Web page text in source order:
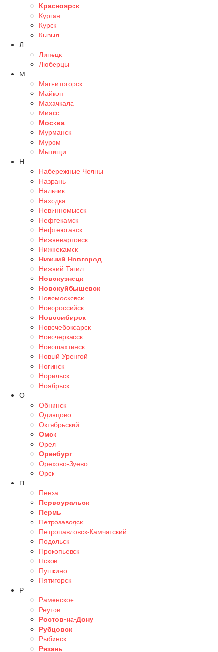
Красноярск
Курган
Курск
Кызыл
Л
Липецк
Люберцы
М
Магнитогорск
Майкоп
Махачкала
Миасс
Москва
Мурманск
Муром
Мытищи
Н
Набережные Челны
Назрань
Нальчик
Находка
Невинномысск
Нефтекамск
Нефтеюганск
Нижневартовск
Нижнекамск
Нижний Новгород
Нижний Тагил
Новокузнецк
Новокуйбышевск
Новомосковск
Новороссийск
Новосибирск
Новочебоксарск
Новочеркасск
Новошахтинск
Новый Уренгой
Ногинск
Норильск
Ноябрьск
О
Обнинск
Одинцово
Октябрьский
Омск
Орел
Оренбург
Орехово-Зуево
Орск
П
Пенза
Первоуральск
Пермь
Петрозаводск
Петропавловск-Камчатский
Подольск
Прокопьевск
Псков
Пушкино
Пятигорск
Р
Раменское
Реутов
Ростов-на-Дону
Рубцовск
Рыбинск
Рязань